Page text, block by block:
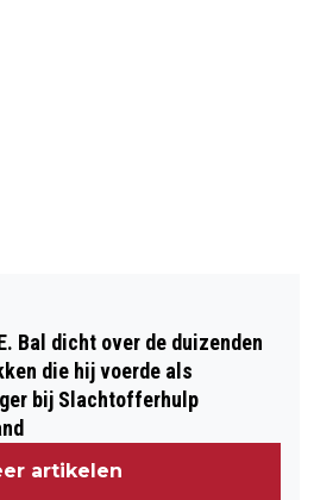
HAAR
OOIT
Bal dicht over de duizenden
die hij voerde als
bij Slachtofferhulp
artikelen